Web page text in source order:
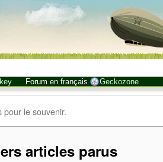
Forum en français
Geckozone
le souvenir.
articles parus